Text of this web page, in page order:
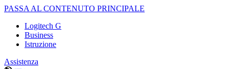
PASSA AL CONTENUTO PRINCIPALE
Logitech G
Business
Istruzione
Assistenza